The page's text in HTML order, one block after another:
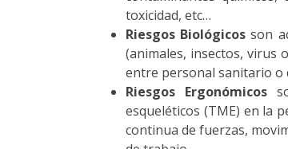
toxicidad, etc…
Riesgos Biológicos son
(animales, insectos, virus
entre personal sanitario o
Riesgos Ergonómicos
esqueléticos (TME) en la
continua de fuerzas,